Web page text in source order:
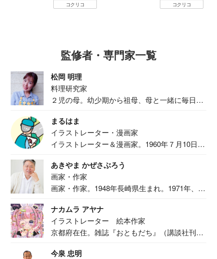
コクリコ コクリコ
監修者・専門家一覧
松岡 明理
料理研究家
２児の母。幼少期から祖母、母と一緒に毎日の
まるはま
イラストレーター・漫画家
イラストレーター＆漫画家。1960年７月10日生
あきやま かぜさぶろう
画家・作家
画家・作家。1948年長崎県生まれ。1971年、
ナカムラ アヤナ
イラストレーター 絵本作家
京都府在住。雑誌『おともだち』（講談社刊）
今泉 忠明